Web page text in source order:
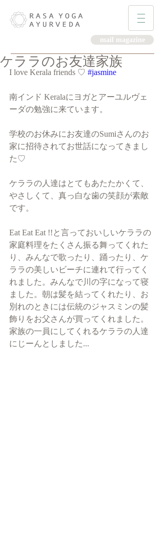
mail magazine
ケララのお友達家族
I love Kerala friends ♡ #jasmine
南インド Keralaにヨガとアーユルヴェ
ーダの勉強に来ています。
学校のお休みにお友達のSumiさんのお
家に招待されてお世話になってきまし
た♡
ケララの人達はとてもあたたかくて、
やさしくて、真っ白な歯の笑顔が素敵
です。
Eat Eat Eat !!と言っておいしいケララの
家庭料理をたくさん振る舞ってくれた
り、みんなで歌ったり、踊ったり、ケ
ララの美しいビーチに連れて行ってく
れました。みんなで川の字になって寝
ました。朝は髪を結ってくれたり、お
別れのときには伝統のジャスミンの髪
飾りをお父さんが買ってくれました。
家族の一員にしてくれるケララの人達
にじーんとしました...